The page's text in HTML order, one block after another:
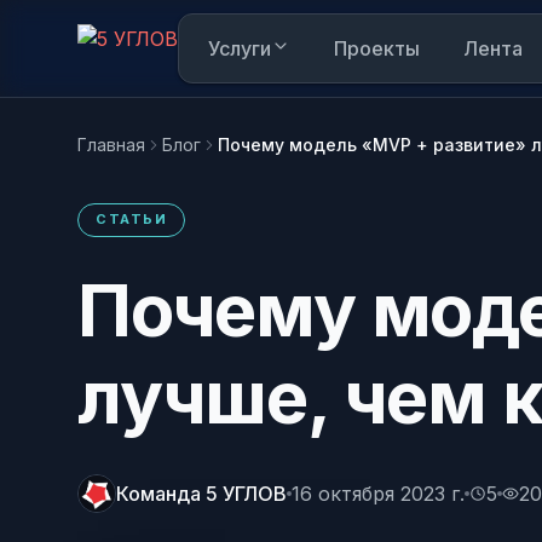
Услуги Проекты Лента
Вам интересно
Пока интересы не накоплены. Как только
@mop_5corners — обычно отвечаем за 15 мин
Удобно, если у вас уже стоит MAX
Главная Блог Почему модель «MVP + развитие»
СТАТЬИ
Почему
лучше, чем
Команда 5 УГЛОВ 16 октября 2023 г. 5 20